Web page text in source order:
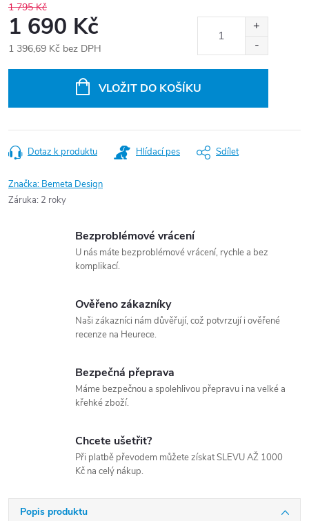
1 795 Kč
1 690 Kč
1 396,69 Kč bez DPH
VLOŽIT DO KOŠÍKU
Dotaz k produktu Hlídací pes Sdílet
Značka: Bemeta Design
Záruka: 2 roky
Bezproblémové vrácení
U nás máte bezproblémové vrácení, rychle a bez
komplikací.
Ověřeno zákazníky
Naši zákazníci nám důvěřují, což potvrzují i ověřené
recenze na Heurece.
Bezpečná přeprava
Máme bezpečnou a spolehlivou přepravu i na velké a
křehké zboží.
Chcete ušetřit?
Při platbě převodem můžete získat SLEVU AŽ 1000
Kč na celý nákup.
Popis produktu